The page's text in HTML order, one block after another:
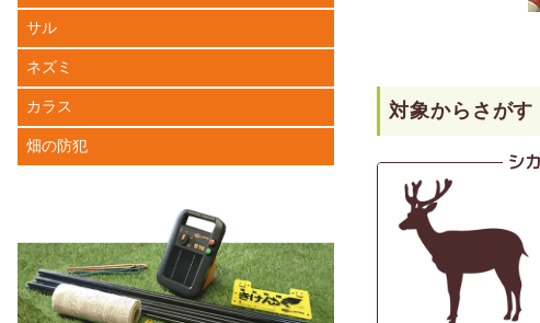
対象からさがす
サル
ネズミ
カラス
畑の防犯